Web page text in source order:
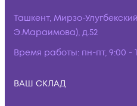
Ташкент, Мирзо-
Э.Мараимова), д.52
Время работы: пн-пт, 9:00 -
ВАШ СКЛАД